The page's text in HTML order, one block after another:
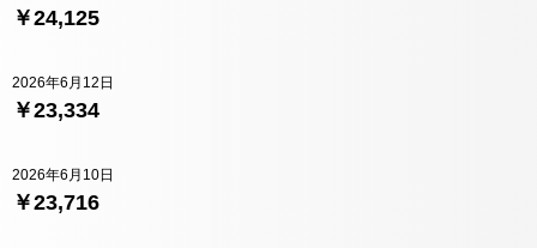
￥24,125
￥23,334
2026年6月12日
￥23,716
2026年6月10日